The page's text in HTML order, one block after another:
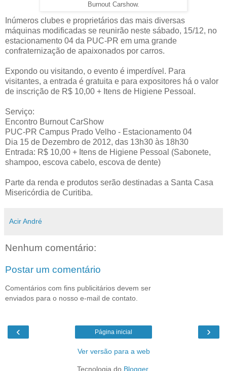
Burnout Carshow.
Inúmeros clubes e proprietários das mais diversas
máquinas modificadas se reunirão neste sábado, 15/12, no
estacionamento 04 da PUC-PR em uma grande
confraternização de apaixonados por carros.
Expondo ou visitando, o evento é imperdível. Para
visitantes, a entrada é gratuita e para expositores há o valor
de inscrição de R$ 10,00 + Itens de Higiene Pessoal.
Serviço:
Encontro Burnout CarShow
PUC-PR Campus Prado Velho - Estacionamento 04
Dia 15 de Dezembro de 2012, das 13h30 às 18h30
Entrada: R$ 10,00 + Itens de Higiene Pessoal (Sabonete,
shampoo, escova cabelo, escova de dente)
Parte da renda e produtos serão destinadas a Santa Casa
Misericórdia de Curitiba.
Acir André
Nenhum comentário:
Postar um comentário
Comentários com fins publicitários devem ser
enviados para o nosso e-mail de contato.
‹ ›
Página inicial
Ver versão para a web
Tecnologia do Blogger.